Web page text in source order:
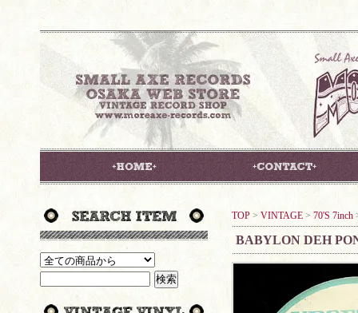
TOP > VINTAGE > 70'S 7inch
BABYLON DEH